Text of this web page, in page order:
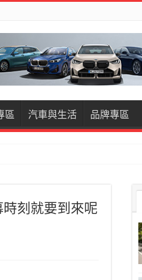
區 汽車與生活 品牌專區
刻就要到來呢